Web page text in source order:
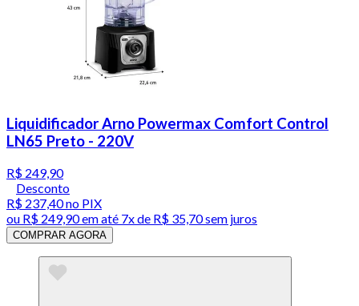
Liquidificador Arno Powermax Comfort Control
LN65 Preto - 220V
R$ 249,90
Desconto
R$ 237,40no PIX
ou R$ 249,90em até 7x de R$ 35,70 sem juros
COMPRAR AGORA